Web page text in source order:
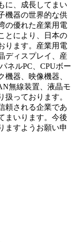
に、成長してまい
機器の世界的な供
の優れた産業用電
とにより、日本の
ります。産業用電
ディスプレイ、産
ネルPC、CPUボー
機器、映像機器、
無線装置、液晶モ
扱っております。
頼される企業であ
まいります。今後
ますようお願い申